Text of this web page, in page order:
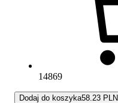
14869
Dodaj do koszyka58.23 PLN